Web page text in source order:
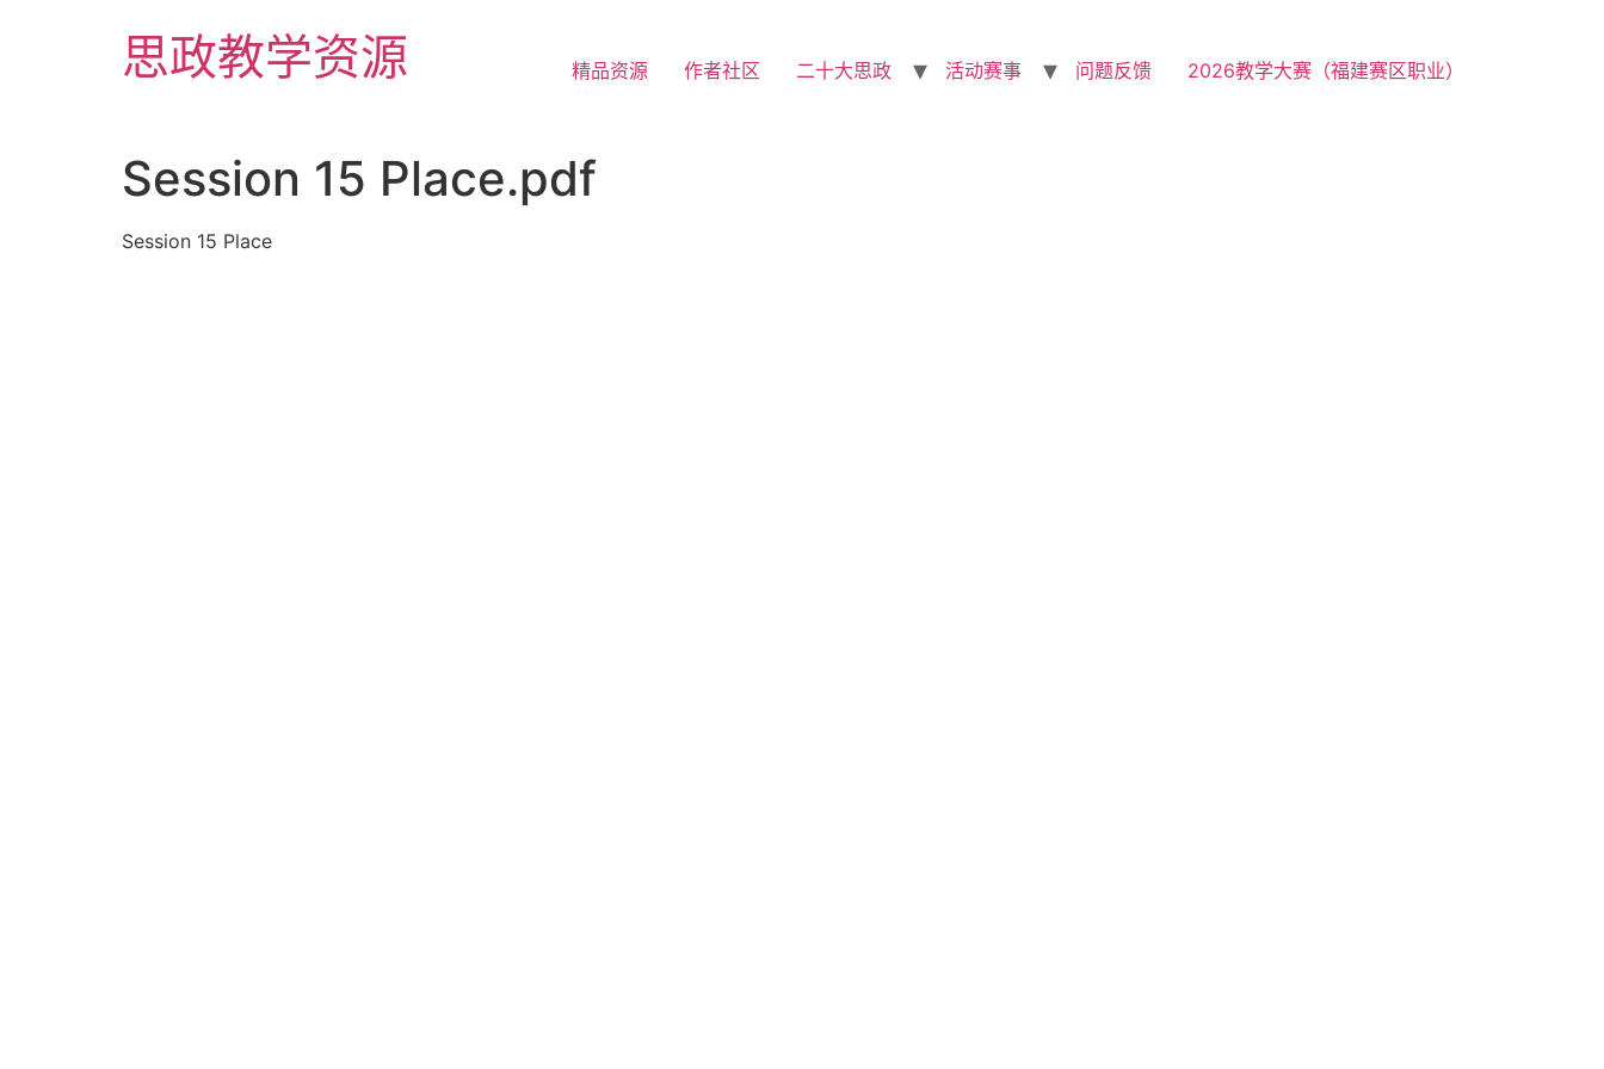
思政教学资源 精品资源 作者社区 二十大思政 活动赛事 问题反馈 2026教学大赛（福建赛区职业）
Session 15 Place.pdf
Session 15 Place